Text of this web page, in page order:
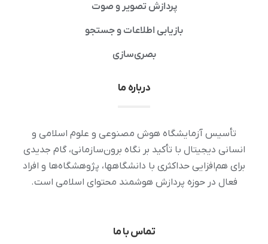
پردازش تصویر و صوت
بازیابی اطلاعات و جستجو
بصری‌سازی
درباره ما
تأسیس آزمایشگاه هوش مصنوعی و علوم اسلامی و
انسانی دیجیتال با تأکید بر نگاه برون‌سازمانی، گام جدیدی
برای هم‌افزایی حداکثری با دانشگاهها، پژوهشگاه‌ها و افراد
فعال در حوزه پردازش هوشمند محتوای اسلامی است.
تماس با ما